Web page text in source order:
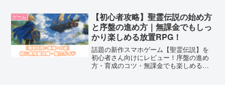
『LOST ANIMAL PLANET』です！で
は...
ゲーム
【初心者攻略】聖霊伝説の始め方
と序盤の進め方｜無課金でもしっ
かり楽しめる放置RPG！
話題の新作スマホゲーム【聖霊伝説】を
初心者さん向けにレビュー！序盤の進め
方・育成のコツ・無課金でも楽しめるポ